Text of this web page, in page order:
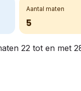
Aantal maten
5
22 tot en met